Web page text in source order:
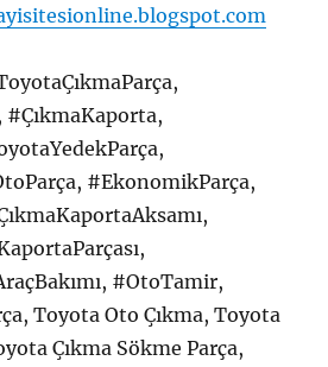
#EkonomikParça,
#OtoTamir,
Toyota Oto Çıkma, Toyota
Çıkma Sökme Parça,